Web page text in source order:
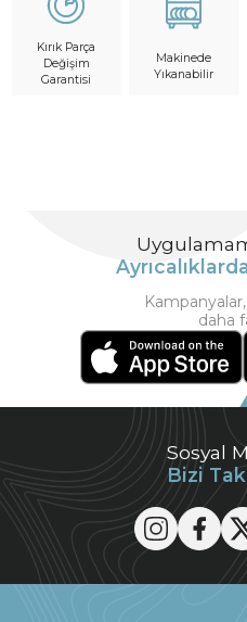
Kırık Parça
Değişim
Garantisi
Makinede
Yıkanabilir
Sosyal
Bizi
daha